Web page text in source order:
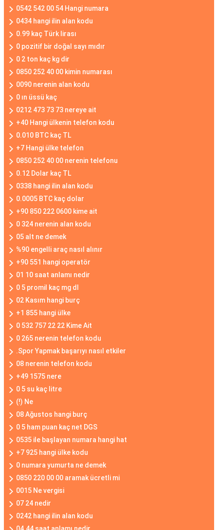
0542 542 00 54 Hangi numara
0434 hangi ilin alan kodu
0.99 kaç Türk lirası
0 pozitif bir doğal sayı mıdır
0 2 ton kaç kg dir
0850 252 40 00 kimin numarası
0090 nerenin alan kodu
0 ın üssü kaç
0212 473 73 73 nereye ait
+40 Hangi ülkenin telefon kodu
0.010 BTC kaç TL
+7 Hangi ülke telefon
0850 252 40 00 nerenin telefonu
0.12 Dolar kaç TL
0338 hangi ilin alan kodu
0.0005 BTC kaç dolar
+90 850 222 0600 kime ait
0 324 nerenin alan kodu
05 alt ne demek
%90 engelli araç nasıl alınır
+90 551 hangi operatör
01 10 saat anlamı nedir
0 5 promil kaç mg dl
02 Kasım hangi burç
+1 855 hangi ülke
0 532 757 22 22 Kime Ait
0 265 nerenin telefon kodu
.Spor Yapmak başarıyı nasıl etkiler
08 nerenin telefon kodu
+49 1575 nere
0 5 su kaç litre
(!) Ne
08 Ağustos hangi burç
0 5 ham puan kaç net DGS
0535 ile başlayan numara hangi hat
+7 925 hangi ülke kodu
0 numara yumurta ne demek
0850 220 00 00 aramak ücretli mi
0015 Ne vergisi
07 24 nedir
0242 hangi ilin alan kodu